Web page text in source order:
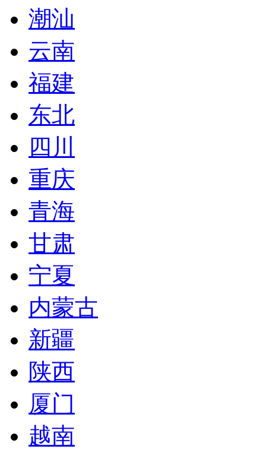
潮汕
云南
福建
东北
四川
重庆
青海
甘肃
宁夏
内蒙古
新疆
陕西
厦门
越南